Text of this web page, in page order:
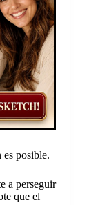
posible.
a perseguir
que el